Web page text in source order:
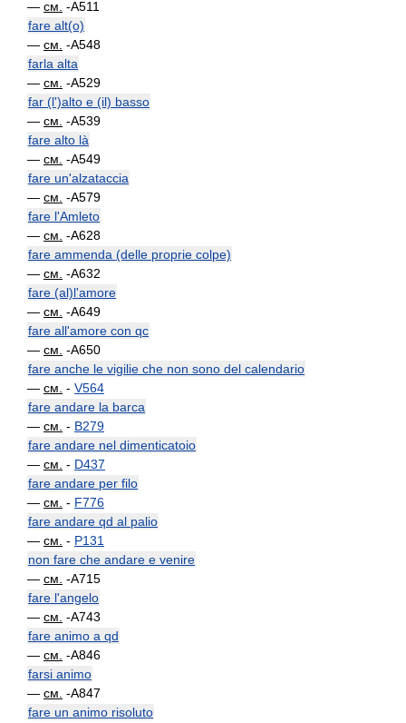
— см. -A511
fare alt(o)
— см. -A548
farla alta
— см. -A529
far (l')alto e (il) basso
— см. -A539
fare alto là
— см. -A549
fare un'alzataccia
— см. -A579
fare l'Amleto
— см. -A628
fare ammenda (delle proprie colpe)
— см. -A632
fare (al)l'amore
— см. -A649
fare all'amore con qc
— см. -A650
fare anche le vigilie che non sono del calendario
— см. - V564
fare andare la barca
— см. - B279
fare andare nel dimenticatoio
— см. - D437
fare andare per filo
— см. - F776
fare andare qd al palio
— см. - P131
non fare che andare e venire
— см. -A715
fare l'angelo
— см. -A743
fare animo a qd
— см. -A846
farsi animo
— см. -A847
fare un animo risoluto